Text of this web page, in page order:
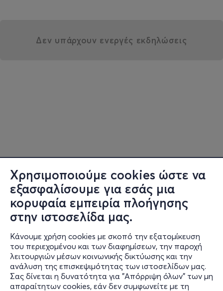
Χρησιμοποιούμε cookies ώστε να
εξασφαλίσουμε για εσάς μια
κορυφαία εμπειρία πλοήγησης
στην ιστοσελίδα μας.
Κάνουμε χρήση cookies με σκοπό την εξατομίκευση
του περιεχομένου και των διαφημίσεων, την παροχή
λειτουργιών μέσων κοινωνικής δικτύωσης και την
ανάλυση της επισκεψιμότητας των ιστοσελίδων μας.
Σας δίνεται η δυνατότητα για "Απόρριψη όλων" των μη
απαραίτητων cookies, εάν δεν συμφωνείτε με τη
Δεν υπάρχουν ενεργές εκδηλώσεις